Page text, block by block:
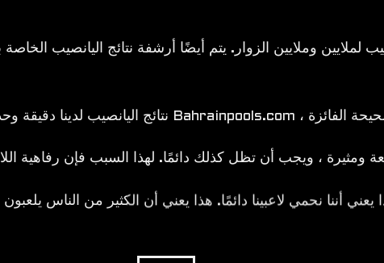
نتائج اليانصيب لملايين وملايين الزوار. يتم أيضًا أرشفة نتائج اليانصيب
أننا نحمي لاعبينا دائمًا. هذا يعني أن الكثير من الناس